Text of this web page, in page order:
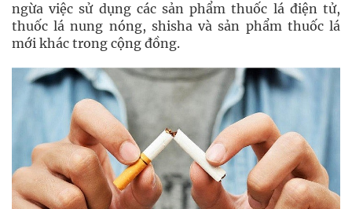
ngừa việc sử dụng các sản phẩm thuốc lá điện tử,
thuốc lá nung nóng, shisha và sản phẩm thuốc lá
mới khác trong cộng đồng.